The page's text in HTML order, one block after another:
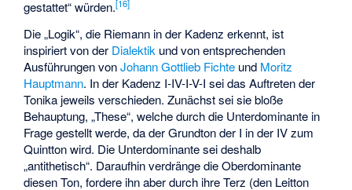
gestattet“ würden.[16]
Die „Logik“, die Riemann in der Kadenz erkennt, ist
inspiriert von der Dialektik und von entsprechenden
Ausführungen vonJohann Gottlieb Fichte und Moritz
Hauptmann. In der Kadenz I-IV-I-V-I sei das Auftreten der
Tonika jeweils verschieden. Zunächst sei sie bloße
Behauptung, „These“, welche durch die Unterdominante in
Frage gestellt werde, da der Grundton der I in der IV zum
Quintton wird. Die Unterdominante sei deshalb
„antithetisch“. Daraufhin verdränge die Oberdominante
diesen Ton, fordere ihn aber durch ihre Terz (den Leitton